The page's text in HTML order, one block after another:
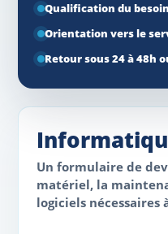
Qualification du besoin
Orientation vers le
Retour sous 24 à 48h
Un formulaire de
matériel, la
logiciels nécessaires